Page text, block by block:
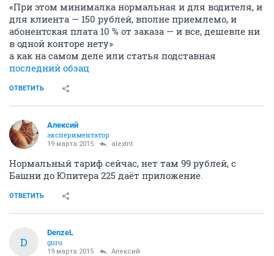
«При этом минималка нормальная и для водителя, и
для клиента — 150 рублей, вполне приемлемо, и
абонентская плата 10 % от заказа — и все, дешевле ни
в одной конторе нету»
а как на самом деле или статья подставная
последний обзац
ОТВЕТИТЬ
Алексий
экспериментатор
19 марта 2015 alextnt
Нормальный тариф сейчас, нет там 99 рублей, с
Башни до Юпитера 225 даёт приложение.
ОТВЕТИТЬ
D
DenzeL
guru
19 марта 2015 Алексий